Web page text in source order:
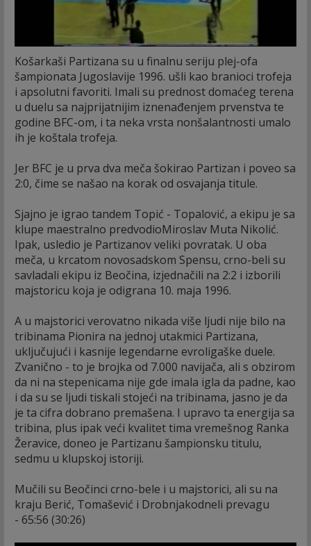
Košarkaši Partizana su u finalnu seriju plej-ofa
šampionata Jugoslavije 1996. ušli kao branioci trofeja
i apsolutni favoriti. Imali su prednost domaćeg terena
u duelu sa najprijatnijim iznenađenjem prvenstva te
godine BFC-om, i ta neka vrsta nonšalantnosti umalo
ih je koštala trofeja.
Jer BFC je u prva dva meča šokirao Partizan i poveo sa
2:0, čime se našao na korak od osvajanja titule.
Sjajno je igrao tandem Topić - Topalović, a ekipu je sa
klupe maestralno predvodioMiroslav Muta Nikolić.
Ipak, usledio je Partizanov veliki povratak. U oba
meča, u krcatom novosadskom Spensu, crno-beli su
savladali ekipu iz Beočina, izjednačili na 2:2 i izborili
majstoricu koja je odigrana 10. maja 1996.
A u majstorici verovatno nikada više ljudi nije bilo na
tribinama Pionira na jednoj utakmici Partizana,
uključujući i kasnije legendarne evroligaške duele.
Zvanično - to je brojka od 7.000 navijača, ali s obzirom
da ni na stepenicama nije gde imala igla da padne, kao
i da su se ljudi tiskali stojeći na tribinama, jasno je da
je ta cifra dobrano premašena. I upravo ta energija sa
tribina, plus ipak veći kvalitet tima vremešnog Ranka
Žeravice, doneo je Partizanu šampionsku titulu,
sedmu u klupskoj istoriji.
Mučili su Beočinci crno-bele i u majstorici, ali su na
kraju Berić, Tomašević i Drobnjakodneli prevagu
- 65:56 (30:26)